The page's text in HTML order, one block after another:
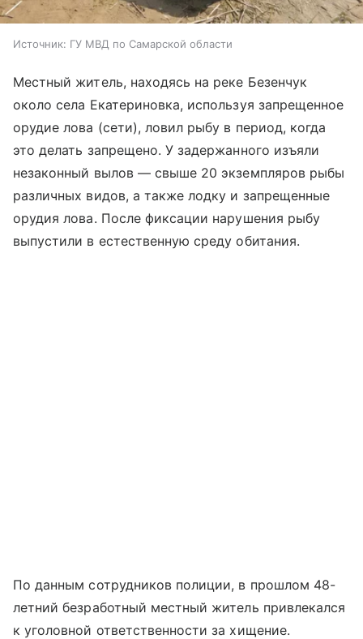
Источник: ГУ МВД по Самарской области
Местный житель, находясь на реке Безенчук
около села Екатериновка, используя запрещенное
орудие лова (сети), ловил рыбу в период, когда
это делать запрещено. У задержанного изъяли
незаконный вылов — свыше 20 экземпляров рыбы
различных видов, а также лодку и запрещенные
орудия лова. После фиксации нарушения рыбу
выпустили в естественную среду обитания.
По данным сотрудников полиции, в прошлом 48-
летний безработный местный житель привлекался
к уголовной ответственности за хищение.